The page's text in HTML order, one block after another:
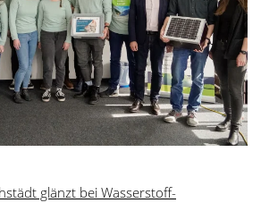
glänzt bei Wasserstoff-